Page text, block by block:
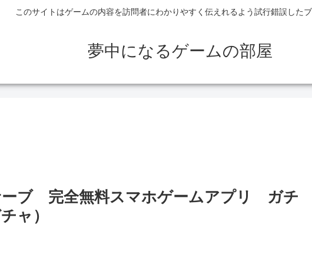
このサイトはゲームの内容を訪問者にわかりやすく伝えれるよう試行錯誤した
夢中になるゲームの部屋
ーブ 完全無料スマホゲームアプリ ガチ
ャ）